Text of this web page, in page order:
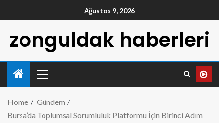
Ağustos 9, 2026
zonguldak haberleri
Home
Gündem
Bursa’da Toplumsal Sorumluluk Platformu İçin Birinci Adım